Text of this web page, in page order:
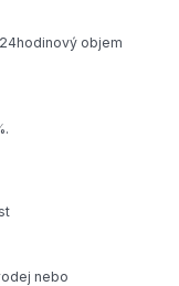
objem
nebo